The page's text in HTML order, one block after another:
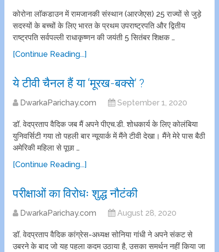
कोरोना लाॅकडाउन‌ में रामजानकी संस्थान (आरजेएस) 25 राज्यों से जुड़े
सदस्यों के बच्चों के लिए भारत के प्रथम उपराष्ट्रपति और द्वितीय
राष्ट्रपति सर्वपल्ली राधाकृष्णन की जयंती 5 सितंबर शिक्षक …
[Continue Reading...]
ये टीवी चैनल हैं या ‘मूरख-बक्से’ ?
DwarkaParichay.com September 1, 2020
डॉ. वेदप्रताप वैदिक जब मैं अपने पीएच.डी. शोधकार्य के लिए कोलंबिया
युनिवर्सिटी गया तो पहली बार न्यूयार्क में मैंने टीवी देखा। मैंने मेरे पास बैठी
अमेरिकी महिला से पूछा …
[Continue Reading...]
परीक्षाओं का विरोधः शुद्ध नौटंकी
DwarkaParichay.com August 28, 2020
डॉ. वेदप्रताप वैदिक कांग्रेस-अध्यक्ष सोनिया गांधी ने अपने संकट से
उबरने के बाद जो यह पहला कदम उठाया है, उसका समर्थन नहीं किया जा